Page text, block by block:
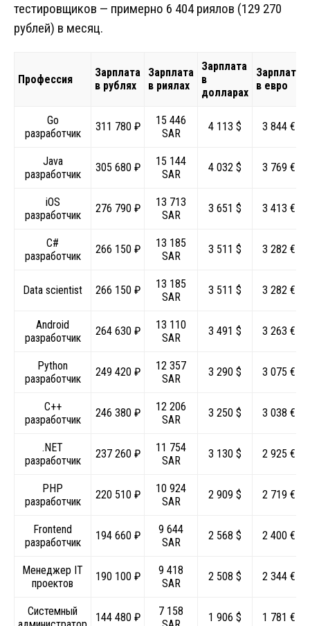
тестировщиков — примерно 6 404 риялов (129 270
рублей) в месяц.
Профессия
Зарплата
в рублях
Зарплата
в риялах
Зарплата
в
долларах
Зарплата
в евро
Go
разработчик
311 780 ₽
15 446
SAR
4 113 $ 3 844 €
Java
разработчик
305 680 ₽
15 144
SAR
4 032 $ 3 769 €
iOS
разработчик
276 790 ₽
13 713
SAR
3 651 $ 3 413 €
C#
разработчик
266 150 ₽
13 185
SAR
3 511 $ 3 282 €
Data scientist 266 150 ₽
13 185
SAR
3 511 $ 3 282 €
Android
разработчик
264 630 ₽
13 110
SAR
3 491 $ 3 263 €
Python
разработчик
249 420 ₽
12 357
SAR
3 290 $ 3 075 €
C++
разработчик
246 380 ₽
12 206
SAR
3 250 $ 3 038 €
.NET
разработчик
237 260 ₽
11 754
SAR
3 130 $ 2 925 €
PHP
разработчик
220 510 ₽
10 924
SAR
2 909 $ 2 719 €
Frontend
разработчик
194 660 ₽
9 644
SAR
2 568 $ 2 400 €
Менеджер IT
проектов
190 100 ₽
9 418
SAR
2 508 $ 2 344 €
Системный
144 480 ₽
7 158
1 906 $ 1 781 €